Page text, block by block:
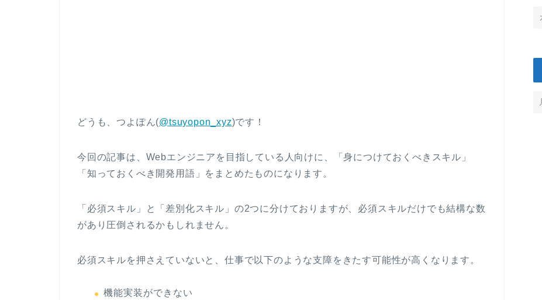
どうも、つよぽん(@tsuyopon_xyz)です！
今回の記事は、Webエンジニアを目指している人向けに、「身につけておくべきスキル」
「知っておくべき開発用語」をまとめたものになります。
「必須スキル」と「差別化スキル」の2つに分けておりますが、必須スキルだけでも結構な数
があり圧倒されるかもしれません。
必須スキルを押さえていないと、仕事で以下のような支障をきたす可能性が高くなります。
機能実装ができない